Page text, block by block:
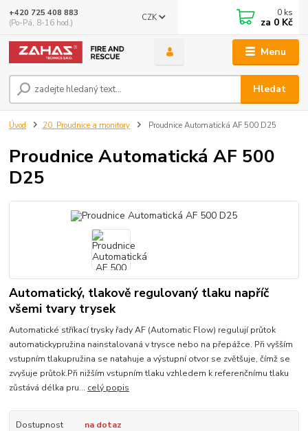
Menu
CZK
Hledat
+420 725 408 883
(Po-Pá, 8-16 hod.)
0 ks
za 0 Kč
Úvod 20. Proudnice a monitory Proudnice Automatická AF 500 D25
Proudnice Automatická AF 500
D25
Automatický, tlakově regulovaný tlaku napříč
všemi tvary trysek
Automatické stříkací trysky řady AF (Automatic Flow) regulují průtok
automatickypružina nainstalovaná v trysce nebo na přepážce. Při vyšším
vstupním tlakupružina se natahuje a výstupní otvor se zvětšuje, čímž se
zvyšuje průtok.Při nižším vstupním tlaku vzhledem k referenčnímu tlaku
zůstává délka pru... celý popis
Dostupnost na dotaz